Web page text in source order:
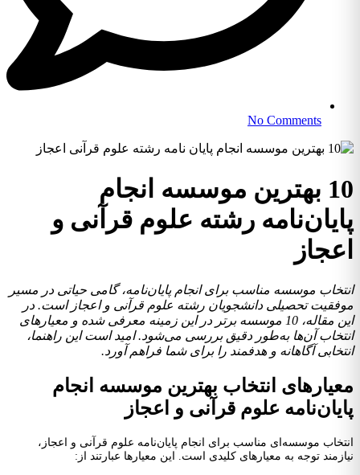
No Comments
10 بهترین موسسه انجام
پایان‌نامه رشته علوم قرآنی و
اعجاز
انتخاب موسسه مناسب برای انجام پایان‌نامه، گامی حیاتی در مسیر
موفقیت تحصیلی دانشجویان رشته علوم قرآنی و اعجاز است. در
این مقاله، 10 موسسه برتر در این زمینه معرفی شده و معیارهای
انتخاب آن‌ها به‌طور دقیق بررسی می‌شود. امید است این راهنما،
انتخابی آگاهانه و هدفمند را برای شما فراهم آورد.
معیارهای انتخاب بهترین موسسه انجام
پایان‌نامه علوم قرآنی و اعجاز
انتخاب موسسه‌ای مناسب برای انجام پایان‌نامه علوم قرآنی و اعجاز،
نیازمند توجه به معیارهای کلیدی است. این معیارها عبارتند از: